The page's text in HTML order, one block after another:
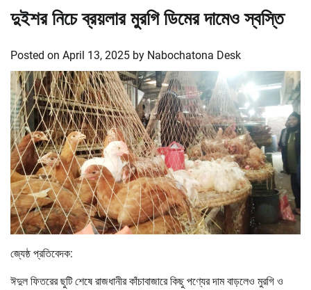
দুইশর নিচে ব্রয়লার মুরগি ডিমের দামেও স্বস্তি
Posted on April 13, 2025 by Nabochatona Desk
জ্যেষ্ঠ প্রতিবেদক:
ঈদুল ফিতরের ছুটি শেষে রাজধানীর কাঁচাবাজারে কিছু পণ্যের দাম বাড়লেও মুরগি ও